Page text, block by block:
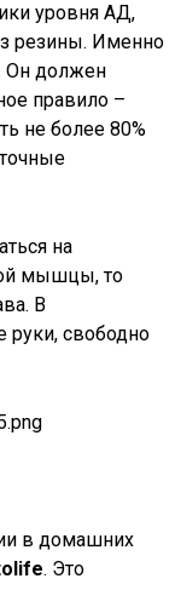
уровня АД,
резины. Именно
Он должен
правило –
не более 80%
на
мышцы, то
В
руки, свободно
в домашних
. Это